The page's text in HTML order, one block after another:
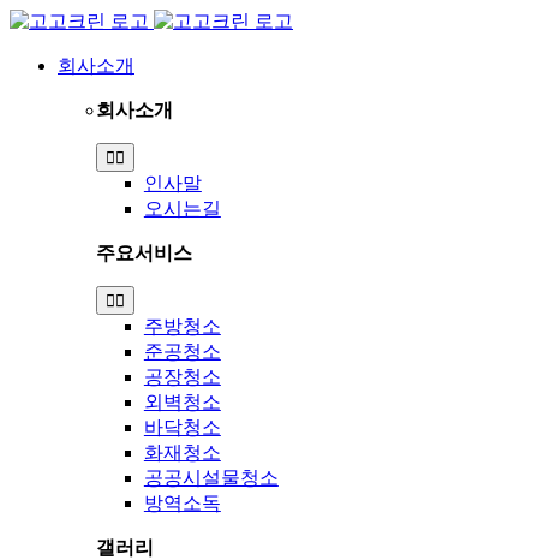
Skip
content회사소개
회사소개
Toggle
Navigation
인사말
오시는길
주요서비스
Toggle
Navigation
주방청소
준공청소
공장청소
외벽청소
바닥청소
화재청소
공공시설물청소
방역소독
갤러리